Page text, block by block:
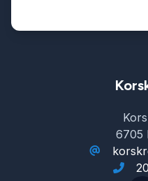
USB tilslutning
6705